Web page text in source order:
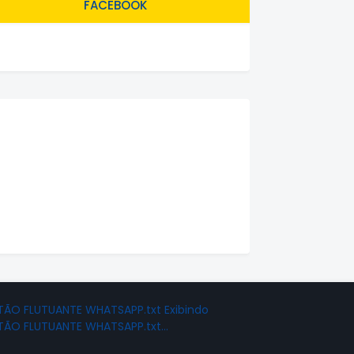
FACEBOOK
FLUTUANTE WHATSAPP.txt Exibindo
FLUTUANTE WHATSAPP.txt…